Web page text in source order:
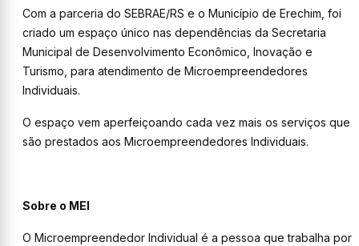
Com a parceria do SEBRAE/RS e o Município de Erechim, foi
criado um espaço único nas dependências da Secretaria
Municipal de Desenvolvimento Econômico, Inovação e
Turismo, para atendimento de Microempreendedores
Individuais.
O espaço vem aperfeiçoando cada vez mais os serviços que
são prestados aos Microempreendedores Individuais.
Sobre o MEI
O Microempreendedor Individual é a pessoa que trabalha por